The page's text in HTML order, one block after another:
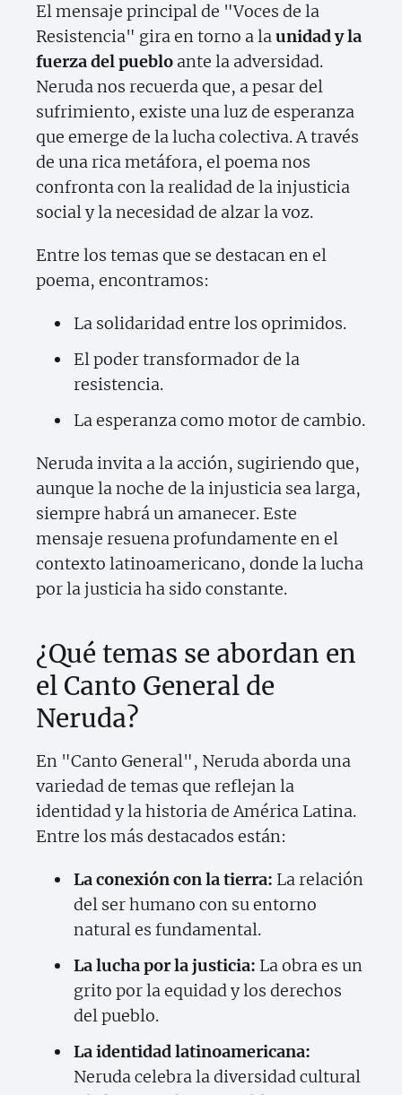
El mensaje principal de "Voces de la
Resistencia" gira en torno a launidad y la
fuerza del pueblo ante la adversidad.
Neruda nos recuerda que, a pesar del
sufrimiento, existe una luz de esperanza
que emerge de la lucha colectiva. A través
de una rica metáfora, el poema nos
confronta con la realidad de la injusticia
social y la necesidad de alzar la voz.
Entre los temas que se destacan en el
poema, encontramos:
La solidaridad entre los oprimidos.
El poder transformador de la
resistencia.
La esperanza como motor de cambio.
Neruda invita a la acción, sugiriendo que,
aunque la noche de la injusticia sea larga,
siempre habrá un amanecer. Este
mensaje resuena profundamente en el
contexto latinoamericano, donde la lucha
por la justicia ha sido constante.
¿Qué temas se abordan en
el Canto General de
Neruda?
En "Canto General", Neruda aborda una
variedad de temas que reflejan la
identidad y la historia de América Latina.
Entre los más destacados están:
La conexión con la tierra: La relación
del ser humano con su entorno
natural es fundamental.
La lucha por la justicia: La obra es un
grito por la equidad y los derechos
del pueblo.
La identidad latinoamericana:
Neruda celebra la diversidad cultural